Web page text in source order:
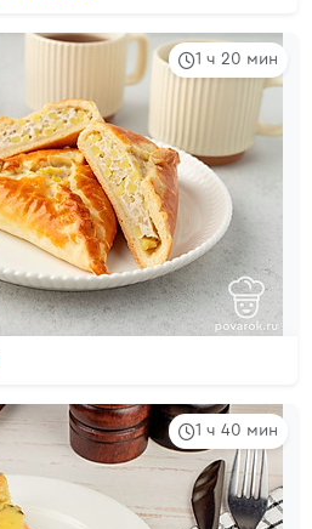
1 ч 20 мин
1 ч 40 мин